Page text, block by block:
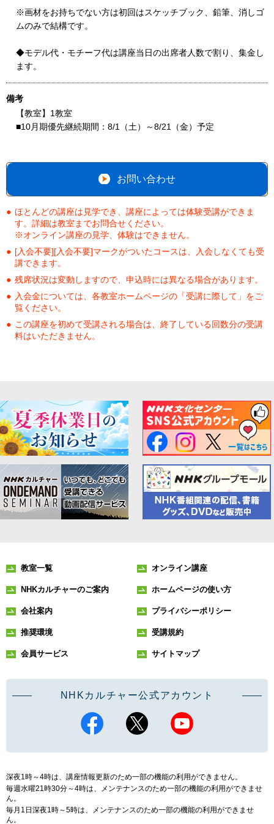
※画材をお持ちでない方は初回はスケッチブック、鉛筆、消しゴ
ムのみで結構です。
◆モデル代・モチーフ代は講座当日の出席者人数で割り、集金し
ます。
備考
【教室】1教室
■10月期優先継続期間：8/1（土）～8/21（金）予定
お問い合わせ
ほとんどの講座は見学でき、講座によっては体験受講ができま
す。詳細は教室までお問合せください。
※オンライン講座の見学、体験はできません。
[入会不要][入会不要]マークがついたコースは、入会しなくても受
講できます。
残席状況は変動しますので、申込時には異なる場合があります。
入会金については、各教室ホームページの「受講に際して」をご
覧ください。
この講座を初めて受講される場合は、終了している回数分の受講
料はいただきません。
教室一覧 オンライン講座
NHKカルチャーのご案内 ホームページの使い方
会社案内 プライバシーポリシー
推奨環境 受講規約
会員サービス サイトマップ
NHKカルチャー公式アカウント
深夜1時～4時は、講座情報更新のため一部の機能の利用ができません。
毎週水曜21時30分～4時は、メンテナンスのため一部の機能の利用ができませ
ん。
毎月1日深夜1時～5時は、メンテナンスのため一部の機能の利用ができませ
ん。